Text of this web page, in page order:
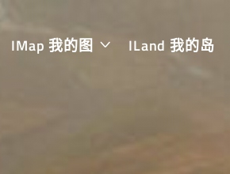
IMap 我的图 ILand 我的岛